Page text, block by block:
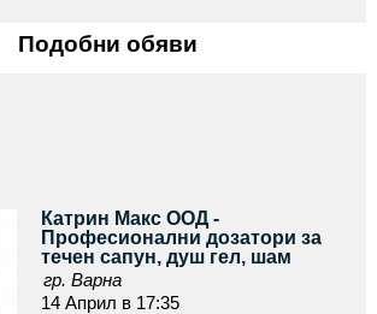
Подобни обяви
Катрин Макс ООД -
Професионални дозатори за
течен сапун, душ гел, шам
гр. Варна
14 Април в 17:35